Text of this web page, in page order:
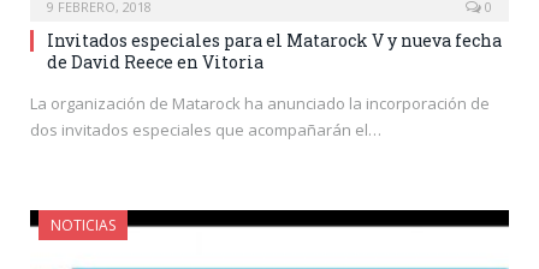
9 FEBRERO, 2018 0
Invitados especiales para el Matarock V y nueva fecha
de David Reece en Vitoria
La organización de Matarock ha anunciado la incorporación de
dos invitados especiales que acompañarán el…
NOTICIAS